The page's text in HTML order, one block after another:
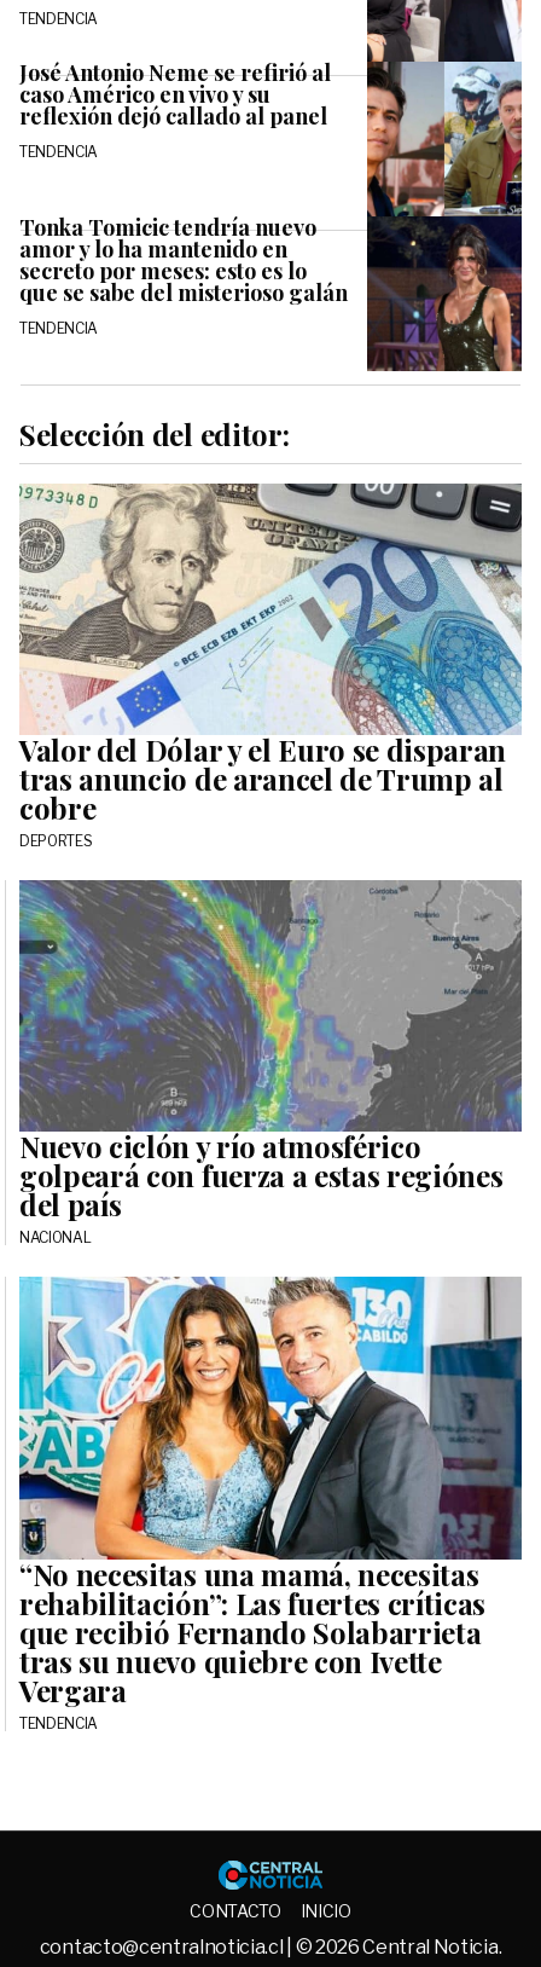
TENDENCIA
José Antonio Neme se refirió al
caso Américo en vivo y su
reflexión dejó callado al panel
TENDENCIA
Tonka Tomicic tendría nuevo
amor y lo ha mantenido en
secreto por meses: esto es lo
que se sabe del misterioso galán
TENDENCIA
Selección del editor:
Valor del Dólar y el Euro se disparan
tras anuncio de arancel de Trump al
cobre
DEPORTES
Nuevo ciclón y río atmosférico
golpeará con fuerza a estas regiónes
del país
NACIONAL
“No necesitas una mamá, necesitas
rehabilitación”: Las fuertes críticas
que recibió Fernando Solabarrieta
tras su nuevo quiebre con Ivette
Vergara
TENDENCIA
Central
CONTACTO INICIO
contacto@centralnoticia.cl | © 2026 Central Noticia.